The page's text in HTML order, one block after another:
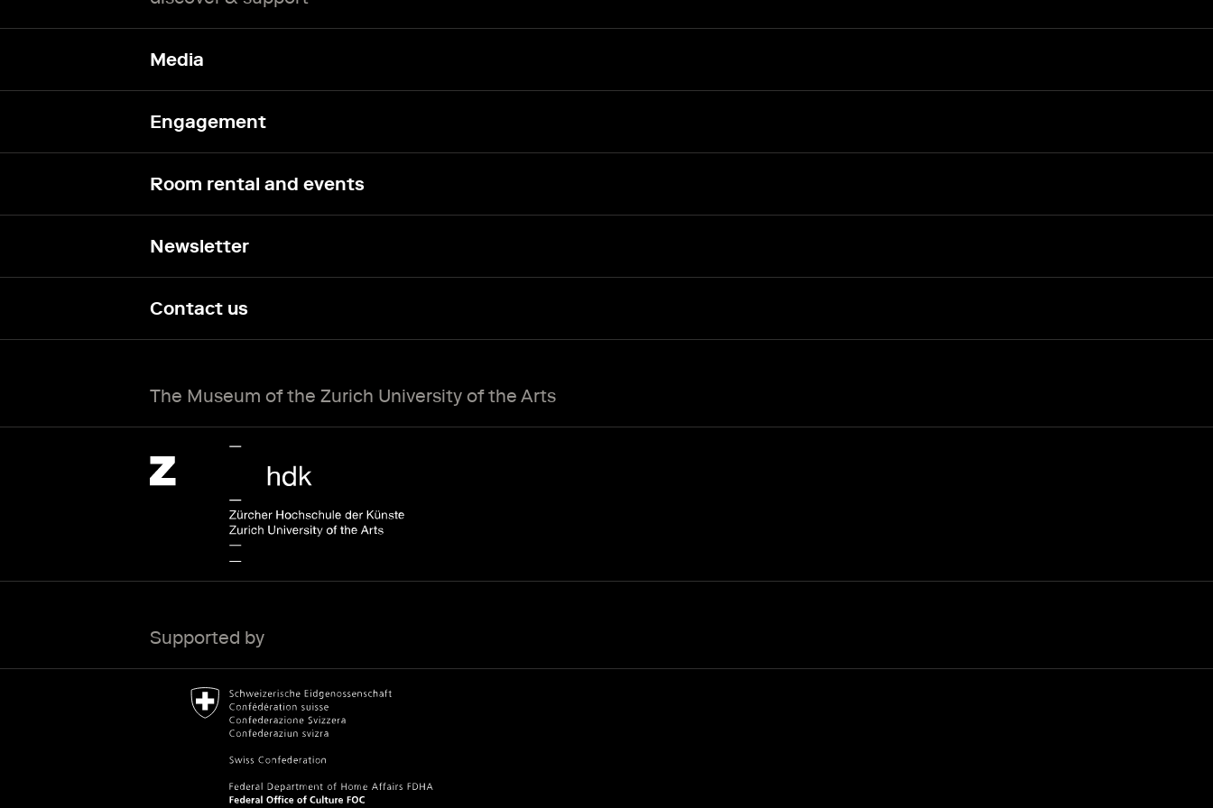
Media
Engagement
Room rental and events
Newsletter
Contact us
The Museum of the Zurich University of the Arts
Supported by